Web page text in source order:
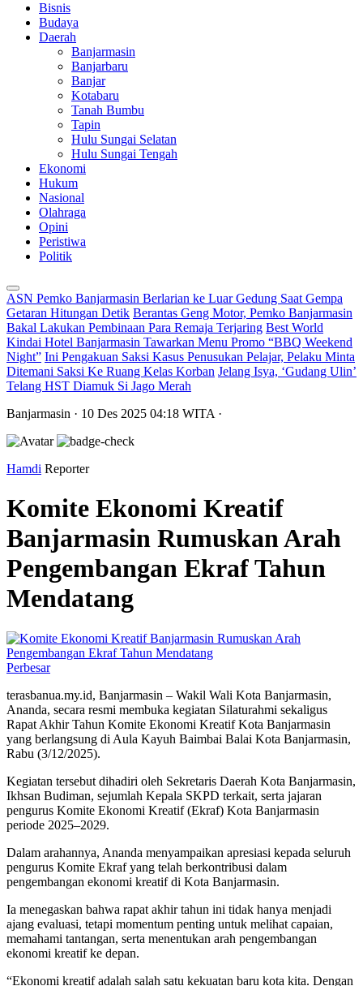
Bisnis
Budaya
Daerah
Banjarmasin
Banjarbaru
Banjar
Kotabaru
Tanah Bumbu
Tapin
Hulu Sungai Selatan
Hulu Sungai Tengah
Ekonomi
Hukum
Nasional
Olahraga
Opini
Peristiwa
Politik
ASN Pemko Banjarmasin Berlarian ke Luar Gedung Saat Gempa
Getaran Hitungan Detik Berantas Geng Motor, Pemko Banjarmasin
Bakal Lakukan Pembinaan Para Remaja Terjaring Best World
Kindai Hotel Banjarmasin Tawarkan Menu Promo “BBQ Weekend
Night” Ini Pengakuan Saksi Kasus Penusukan Pelajar, Pelaku Minta
Ditemani Saksi Ke Ruang Kelas Korban Jelang Isya, ‘Gudang Ulin’
Telang HST Diamuk Si Jago Merah
Banjarmasin · 10 Des 2025 04:18 WITA ·
Hamdi Reporter
Komite Ekonomi Kreatif
Banjarmasin Rumuskan Arah
Pengembangan Ekraf Tahun
Mendatang
Perbesar
terasbanua.my.id, Banjarmasin – Wakil Wali Kota Banjarmasin,
Ananda, secara resmi membuka kegiatan Silaturahmi sekaligus
Rapat Akhir Tahun Komite Ekonomi Kreatif Kota Banjarmasin
yang berlangsung di Aula Kayuh Baimbai Balai Kota Banjarmasin,
Rabu (3/12/2025).
Kegiatan tersebut dihadiri oleh Sekretaris Daerah Kota Banjarmasin,
Ikhsan Budiman, sejumlah Kepala SKPD terkait, serta jajaran
pengurus Komite Ekonomi Kreatif (Ekraf) Kota Banjarmasin
periode 2025–2029.
Dalam arahannya, Ananda menyampaikan apresiasi kepada seluruh
pengurus Komite Ekraf yang telah berkontribusi dalam
pengembangan ekonomi kreatif di Kota Banjarmasin.
Ia menegaskan bahwa rapat akhir tahun ini tidak hanya menjadi
ajang evaluasi, tetapi momentum penting untuk melihat capaian,
memahami tantangan, serta menentukan arah pengembangan
ekonomi kreatif ke depan.
“Ekonomi kreatif adalah salah satu kekuatan baru kota kita. Dengan